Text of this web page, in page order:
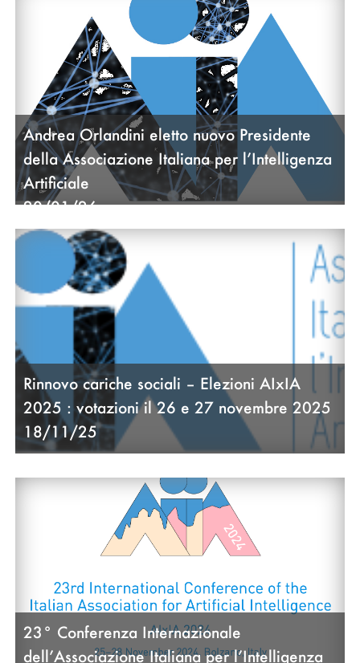
Andrea Orlandini eletto nuovo Presidente
della Associazione Italiana per l’Intelligenza
Artificiale
20/01/26
Rinnovo cariche sociali – Elezioni AIxIA
2025 : votazioni il 26 e 27 novembre 2025
18/11/25
23° Conferenza Internazionale
dell’Associazione Italiana per l’Intelligenza